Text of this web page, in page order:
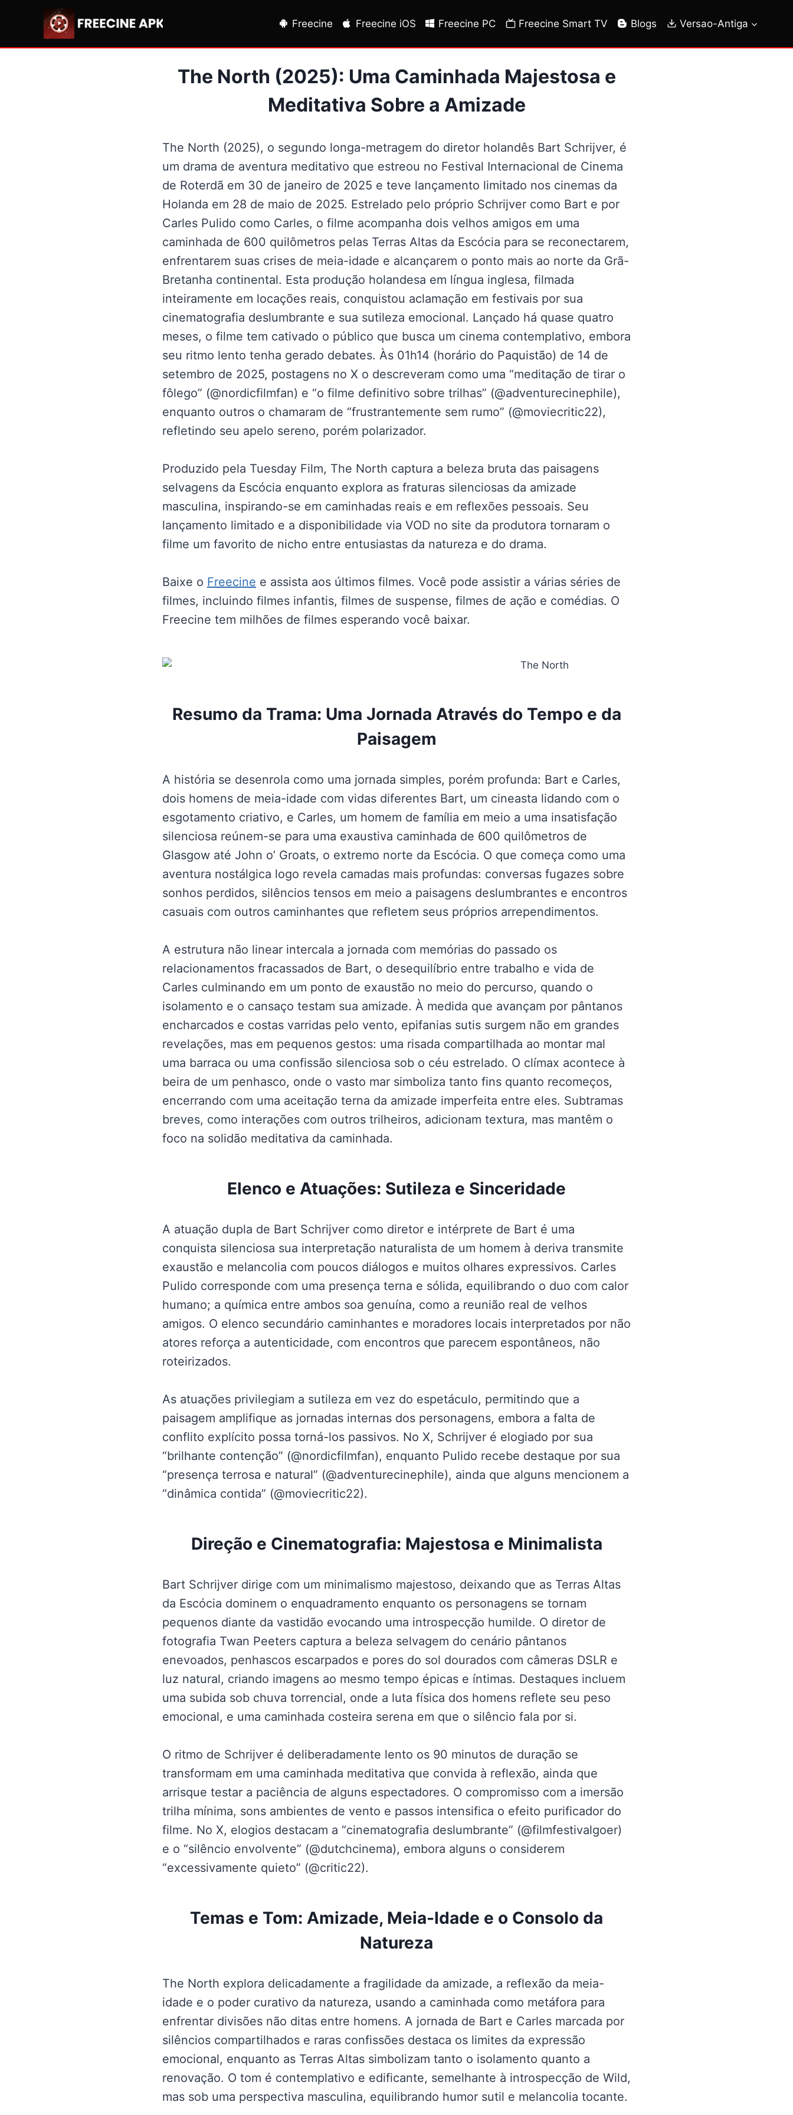
Freecine Freecine iOS Freecine PC Freecine Smart TV Blogs Versao-Antiga
The North (2025): Uma Caminhada Majestosa e
Meditativa Sobre a Amizade
The North (2025), o segundo longa-metragem do diretor holandês Bart Schrijver, é
um drama de aventura meditativo que estreou no Festival Internacional de Cinema
de Roterdã em 30 de janeiro de 2025 e teve lançamento limitado nos cinemas da
Holanda em 28 de maio de 2025. Estrelado pelo próprio Schrijver como Bart e por
Carles Pulido como Carles, o filme acompanha dois velhos amigos em uma
caminhada de 600 quilômetros pelas Terras Altas da Escócia para se reconectarem,
enfrentarem suas crises de meia-idade e alcançarem o ponto mais ao norte da Grã-
Bretanha continental. Esta produção holandesa em língua inglesa, filmada
inteiramente em locações reais, conquistou aclamação em festivais por sua
cinematografia deslumbrante e sua sutileza emocional. Lançado há quase quatro
meses, o filme tem cativado o público que busca um cinema contemplativo, embora
seu ritmo lento tenha gerado debates. Às 01h14 (horário do Paquistão) de 14 de
setembro de 2025, postagens no X o descreveram como uma “meditação de tirar o
fôlego” (@nordicfilmfan) e “o filme definitivo sobre trilhas” (@adventurecinephile),
enquanto outros o chamaram de “frustrantemente sem rumo” (@moviecritic22),
refletindo seu apelo sereno, porém polarizador.
Produzido pela Tuesday Film, The North captura a beleza bruta das paisagens
selvagens da Escócia enquanto explora as fraturas silenciosas da amizade
masculina, inspirando-se em caminhadas reais e em reflexões pessoais. Seu
lançamento limitado e a disponibilidade via VOD no site da produtora tornaram o
filme um favorito de nicho entre entusiastas da natureza e do drama.
Baixe o Freecine e assista aos últimos filmes. Você pode assistir a várias séries de
filmes, incluindo filmes infantis, filmes de suspense, filmes de ação e comédias. O
Freecine tem milhões de filmes esperando você baixar.
Resumo da Trama: Uma Jornada Através do Tempo e da
Paisagem
A história se desenrola como uma jornada simples, porém profunda: Bart e Carles,
dois homens de meia-idade com vidas diferentes Bart, um cineasta lidando com o
esgotamento criativo, e Carles, um homem de família em meio a uma insatisfação
silenciosa reúnem-se para uma exaustiva caminhada de 600 quilômetros de
Glasgow até John o’ Groats, o extremo norte da Escócia. O que começa como uma
aventura nostálgica logo revela camadas mais profundas: conversas fugazes sobre
sonhos perdidos, silêncios tensos em meio a paisagens deslumbrantes e encontros
casuais com outros caminhantes que refletem seus próprios arrependimentos.
A estrutura não linear intercala a jornada com memórias do passado os
relacionamentos fracassados de Bart, o desequilíbrio entre trabalho e vida de
Carles culminando em um ponto de exaustão no meio do percurso, quando o
isolamento e o cansaço testam sua amizade. À medida que avançam por pântanos
encharcados e costas varridas pelo vento, epifanias sutis surgem não em grandes
revelações, mas em pequenos gestos: uma risada compartilhada ao montar mal
uma barraca ou uma confissão silenciosa sob o céu estrelado. O clímax acontece à
beira de um penhasco, onde o vasto mar simboliza tanto fins quanto recomeços,
encerrando com uma aceitação terna da amizade imperfeita entre eles. Subtramas
breves, como interações com outros trilheiros, adicionam textura, mas mantêm o
foco na solidão meditativa da caminhada.
Elenco e Atuações: Sutileza e Sinceridade
A atuação dupla de Bart Schrijver como diretor e intérprete de Bart é uma
conquista silenciosa sua interpretação naturalista de um homem à deriva transmite
exaustão e melancolia com poucos diálogos e muitos olhares expressivos. Carles
Pulido corresponde com uma presença terna e sólida, equilibrando o duo com calor
humano; a química entre ambos soa genuína, como a reunião real de velhos
amigos. O elenco secundário caminhantes e moradores locais interpretados por não
atores reforça a autenticidade, com encontros que parecem espontâneos, não
roteirizados.
As atuações privilegiam a sutileza em vez do espetáculo, permitindo que a
paisagem amplifique as jornadas internas dos personagens, embora a falta de
conflito explícito possa torná-los passivos. No X, Schrijver é elogiado por sua
“brilhante contenção” (@nordicfilmfan), enquanto Pulido recebe destaque por sua
“presença terrosa e natural” (@adventurecinephile), ainda que alguns mencionem a
“dinâmica contida” (@moviecritic22).
Direção e Cinematografia: Majestosa e Minimalista
Bart Schrijver dirige com um minimalismo majestoso, deixando que as Terras Altas
da Escócia dominem o enquadramento enquanto os personagens se tornam
pequenos diante da vastidão evocando uma introspecção humilde. O diretor de
fotografia Twan Peeters captura a beleza selvagem do cenário pântanos
enevoados, penhascos escarpados e pores do sol dourados com câmeras DSLR e
luz natural, criando imagens ao mesmo tempo épicas e íntimas. Destaques incluem
uma subida sob chuva torrencial, onde a luta física dos homens reflete seu peso
emocional, e uma caminhada costeira serena em que o silêncio fala por si.
O ritmo de Schrijver é deliberadamente lento os 90 minutos de duração se
transformam em uma caminhada meditativa que convida à reflexão, ainda que
arrisque testar a paciência de alguns espectadores. O compromisso com a imersão
trilha mínima, sons ambientes de vento e passos intensifica o efeito purificador do
filme. No X, elogios destacam a “cinematografia deslumbrante” (@filmfestivalgoer)
e o “silêncio envolvente” (@dutchcinema), embora alguns o considerem
“excessivamente quieto” (@critic22).
Temas e Tom: Amizade, Meia-Idade e o Consolo da
Natureza
The North explora delicadamente a fragilidade da amizade, a reflexão da meia-
idade e o poder curativo da natureza, usando a caminhada como metáfora para
enfrentar divisões não ditas entre homens. A jornada de Bart e Carles marcada por
silêncios compartilhados e raras confissões destaca os limites da expressão
emocional, enquanto as Terras Altas simbolizam tanto o isolamento quanto a
renovação. O tom é contemplativo e edificante, semelhante à introspecção de Wild,
mas sob uma perspectiva masculina, equilibrando humor sutil e melancolia tocante.